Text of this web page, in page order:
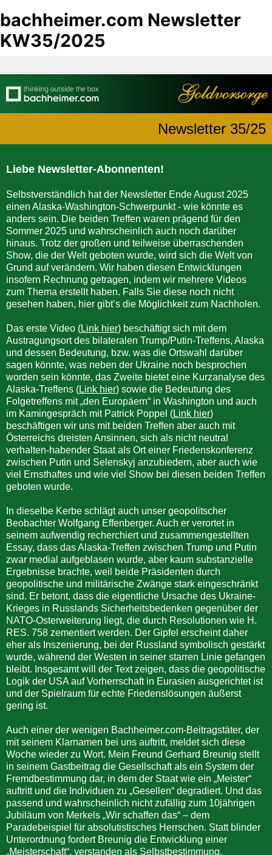
bachheimer.com Newsletter
KW35/2025